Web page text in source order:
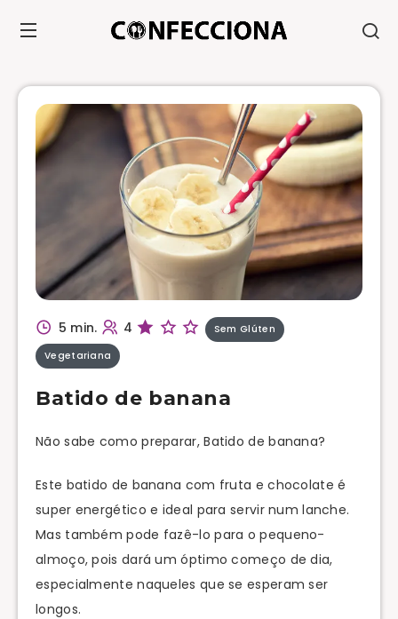
5 min. 4 Sem Glúten
Vegetariana
Batido de banana
Não sabe como preparar, Batido de banana?
Este batido de banana com fruta e chocolate é
super energético e ideal para servir num lanche.
Mas também pode fazê-lo para o pequeno-
almoço, pois dará um óptimo começo de dia,
especialmente naqueles que se esperam ser
longos.